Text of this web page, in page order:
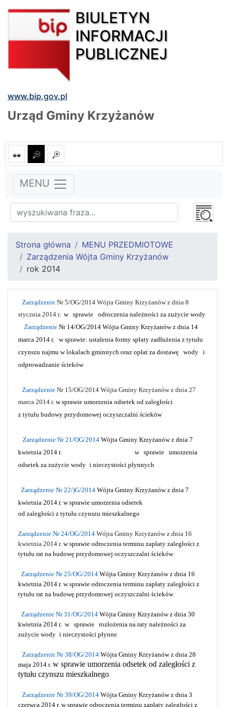
BIULETYN
INFORMACJI
PUBLICZNEJ
www.bip.gov.pl
Urząd Gminy Krzyżanów
MENU
Strona główna
MENU PRZEDMIOTOWE
Zarządzenia Wójta Gminy Krzyżanów
rok 2014
Zarządzenie Nr 5/OG/2014 Wójta Gminy Krzyżanów z dnia 8
stycznia 2014 r. w sprawie odroczenia należności za zużycie wody
Zarządzenie Nr 14/OG/2014 Wójta Gminy Krzyżanów z dnia 14
marca 2014 r.
w sprawie: ustalenia formy spłaty zadłużenia z tytułu
czynszu najmu w lokalach gminnych oraz opłat za dostawę wody i
odprowadzanie ścieków
Zarządzenie Nr 15/OG/2014 Wójta Gminy Krzyżanów z dnia 27
marca 2014 r. w sprawie umorzenia odsetek od zaległości
z tytułu budowy przydomowej oczyszczalni ścieków
Zarządzenie Nr 21/OG/2014 Wójta Gminy Krzyżanów z dnia 7
kwietnia 2014 r.
w sprawie umorzenia
odsetek za zużycie wody i nieczystości płynnych
Zarządzenie Nr 22/)G/2014 Wójta Gminy Krzyżanów z dnia 7
kwietnia 2014 r. w sprawie umorzenia odsetek
od zaległości z tytułu czynszu mieszkalnego
Zarządzenie Nr 24/OG/2014 Wójta Gminy Krzyżanów z dnia 16
kwietnia 2014 r. w sprawie odroczenia terminu zapłaty zaległości z
tytułu rat na budowę przydomowej oczyszczalni ścieków
Zarządzenie Nr 25/OG/2014 Wójta Gminy Krzyżanów z dnia 16
kwietnia 2014 r. w sprawie odroczenia terminu zapłaty zaległości z
tytułu rat na budowę przydomowej oczyszczalni ścieków
Zarządzenie Nr 31/OG/2014 Wójta Gminy Krzyżanów z dnia 30
kwietnia 2014 r. w sprawie rozłożenia na raty należności za
zużycie wody i nieczystości płynne
Zarządzenie Nr 38/OG/2014 Wójta Gminy Krzyżanów z dnia 28
maja 2014 r. w sprawie umorzenia odsetek od zaległości z
tytułu czynszu mieszkalnego
Zarządzenie Nr 39/OG/2014 Wójta Gminy Krzyżanów z dnia 3
czerwca 2014 r. w sprawie odroczenia terminu zapłaty zaległości z